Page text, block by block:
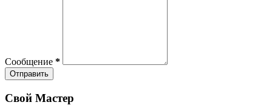
Сообщение *
Отправить
Свой Мастер